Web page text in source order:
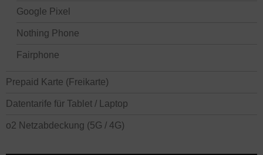
Google Pixel
Nothing Phone
Fairphone
Prepaid Karte (Freikarte)
Datentarife für Tablet / Laptop
o2 Netzabdeckung (5G / 4G)